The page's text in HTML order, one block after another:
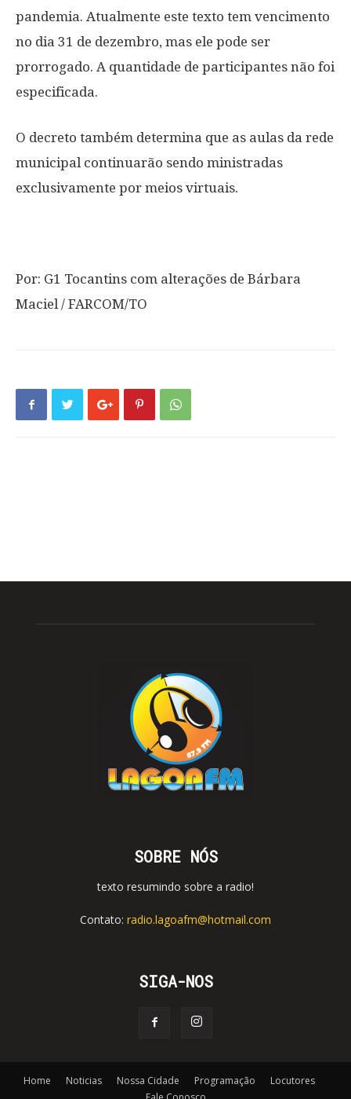
pandemia. Atualmente este texto tem vencimento
no dia 31 de dezembro, mas ele pode ser
prorrogado. A quantidade de participantes não foi
especificada.
O decreto também determina que as aulas da rede
municipal continuarão sendo ministradas
exclusivamente por meios virtuais.
Por: G1 Tocantins com alterações de Bárbara
Maciel / FARCOM/TO
SOBRE NÓS
texto resumindo sobre a radio!
Contato: radio.lagoafm@hotmail.com
SIGA-NOS
Home Noticias Nossa Cidade Programação
Locutores